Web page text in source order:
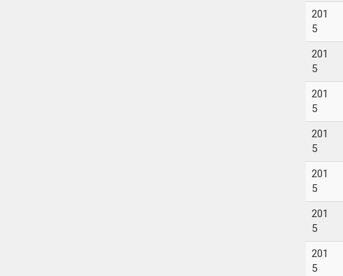
201
5
201
5
201
5
201
5
201
5
201
5
201
5